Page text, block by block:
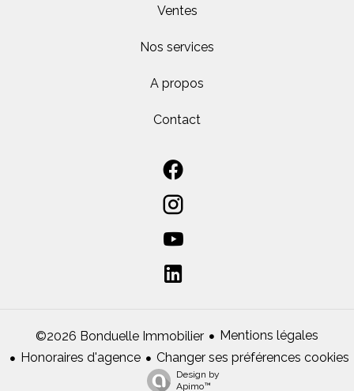
Ventes
Nos services
A propos
Contact
©2026 Bonduelle Immobilier
Mentions légales
Honoraires d'agence
Changer ses préférences cookies
Design by
Apimo™